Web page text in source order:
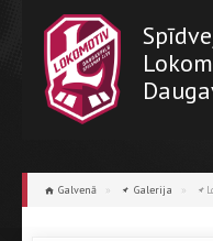
Galvenā » Galerija »